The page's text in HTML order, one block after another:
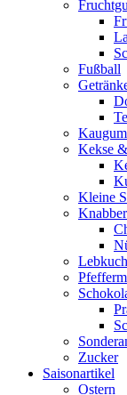
Fußball
Kekse
Kleine
Zucker
Saisonartikel
Ostern